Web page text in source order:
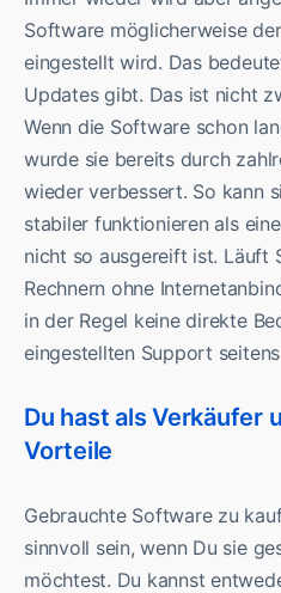
Software möglicherweise
eingestellt wird. Das
Updates gibt. Das ist nicht
Wenn die Software schon
wurde sie bereits durch
wieder verbessert. So kann
stabiler funktionieren als
nicht so ausgereift ist. Läuft
Rechnern ohne
in der Regel keine direkte
eingestellten Support
Du hast als Verkäufer
Vorteile
Gebrauchte Software zu
sinnvoll sein, wenn Du sie
möchtest. Du kannst